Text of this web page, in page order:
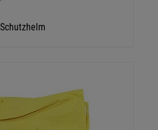
Schutzhelm